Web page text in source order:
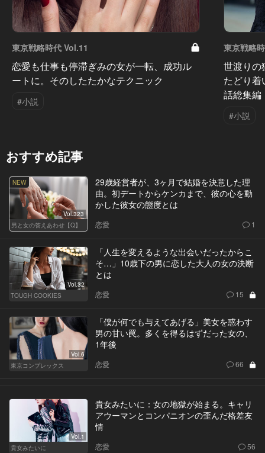
東京戦略時代 Vol.11
恋愛も仕事も停滞ぎみの女が一転、成功ル
ートに。そのしたたかなテクニック
#小説
東京戦略
世渡りの
たどり
話総集編
#小説
おすすめ記事
NEW
Vol.323
男と女の答えあわせ【Q】
29歳経営者が、3ヶ月で結婚を決意した理
由。初デートからケンカまで、彼の心を動
かした彼女の態度とは
恋愛 1
Vol.32
TOUGH COOKIES
「人生を変えるような出会いだったからこ
そ…」10歳下の男に恋した大人の女の決断
とは
恋愛 15
Vol.6
東京コンプレックス
「僕が何でも与えてあげる」美女を惑わす
男の甘い罠。多くを得るはずだった女の、
1年後
恋愛 66
Vol.1
貴女みたいに
貴女みたいに：女の地獄が始まる。キャリ
アウーマンとコンパニオンの歪んだ格差友
情
恋愛 56